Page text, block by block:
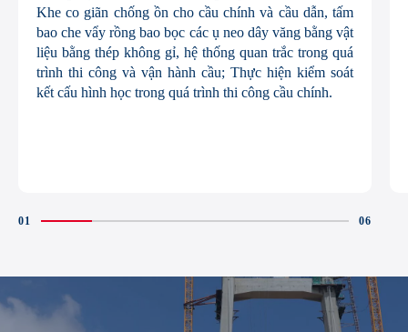
Khe co giãn chống ồn cho cầu chính và cầu dẫn, tấm
bao che vẩy rồng bao bọc các ụ neo dây văng bằng vật
liệu bằng thép không gỉ, hệ thống quan trắc trong quá
trình thi công và vận hành cầu; Thực hiện kiểm soát
kết cấu hình học trong quá trình thi công cầu chính.